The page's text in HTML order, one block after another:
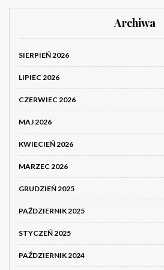
Archiwa
SIERPIEŃ 2026
LIPIEC 2026
CZERWIEC 2026
MAJ 2026
KWIECIEŃ 2026
MARZEC 2026
GRUDZIEŃ 2025
PAŹDZIERNIK 2025
STYCZEŃ 2025
PAŹDZIERNIK 2024